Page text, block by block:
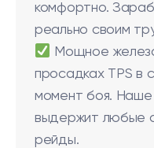
комфортно.
реально своим
Мощное
просадках TPS в
момент боя.
выдержит любые
рейды.